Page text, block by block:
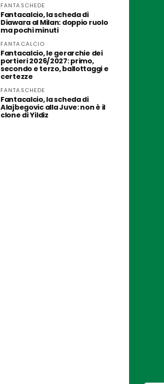
FANTASCHEDE
Fantacalcio, la scheda di
Diawara al Milan: doppio ruolo
ma pochi minuti
FANTACALCIO
Fantacalcio, le gerarchie dei
portieri 2026/2027: primo,
secondo e terzo, ballottaggi e
certezze
FANTASCHEDE
Fantacalcio, la scheda di
Alajbegovic alla Juve: non è il
clone di Yildiz